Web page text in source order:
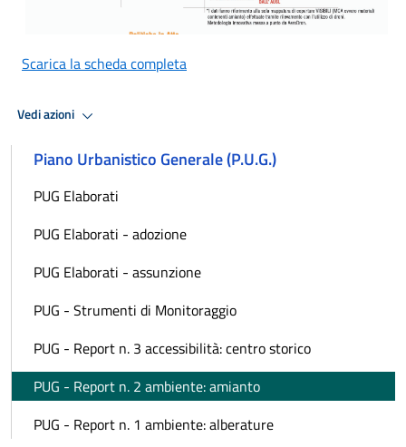
Scarica la scheda completa
Vedi azioni
Piano Urbanistico Generale (P.U.G.)
PUG Elaborati
PUG Elaborati - adozione
PUG Elaborati - assunzione
PUG - Strumenti di Monitoraggio
PUG - Report n. 3 accessibilità: centro storico
PUG - Report n. 2 ambiente: amianto
PUG - Report n. 1 ambiente: alberature